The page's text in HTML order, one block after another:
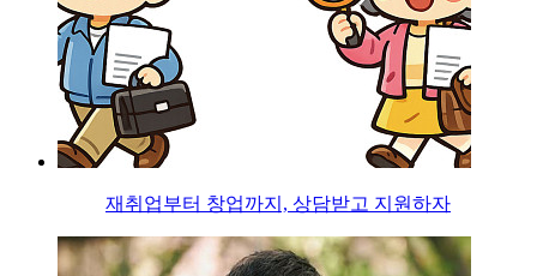
재취업부터 창업까지, 상담받고 지원하자